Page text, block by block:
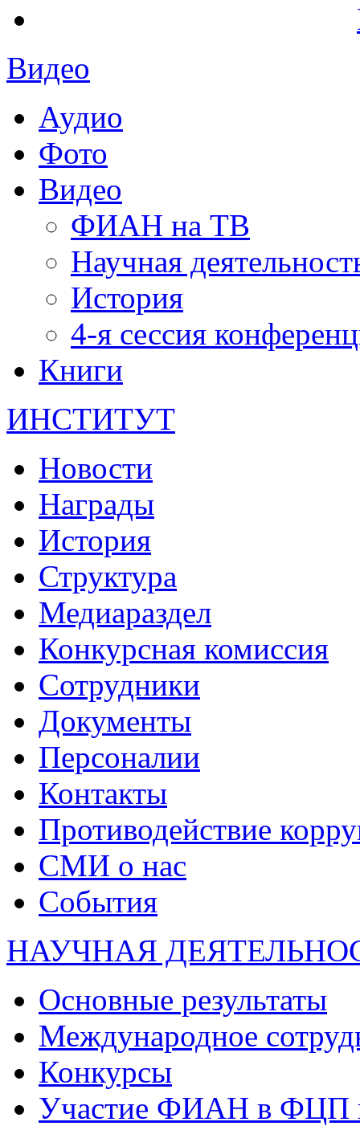
Видео
Аудио
Фото
Видео
ФИАН на ТВ
Научная
История
4-я сессия
Книги
ИНСТИТУТ
Новости
Награды
История
Структура
Медиараздел
Конкурсная комиссия
Сотрудники
Документы
Персоналии
Контакты
Противодействие
СМИ о нас
События
НАУЧНАЯ
Основные результаты
Международное
Конкурсы
Участие ФИАН в ФЦП